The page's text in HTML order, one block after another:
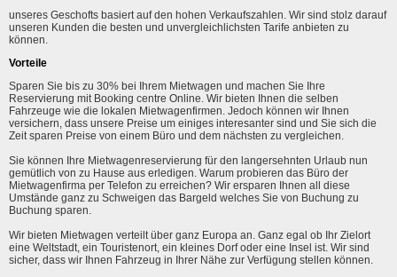
unseres Geschofts basiert auf den hohen Verkaufszahlen. Wir sind stolz darauf
unseren Kunden die besten und unvergleichlichsten Tarife anbieten zu
können.
Vorteile
Sparen Sie bis zu 30% bei Ihrem Mietwagen und machen Sie Ihre
Reservierung mit Booking centre Online. Wir bieten Ihnen die selben
Fahrzeuge wie die lokalen Mietwagenfirmen. Jedoch können wir Ihnen
versichern, dass unsere Preise um einiges interesanter sind und Sie sich die
Zeit sparen Preise von einem Büro und dem nächsten zu vergleichen.
Sie können Ihre Mietwagenreservierung für den langersehnten Urlaub nun
gemütlich von zu Hause aus erledigen. Warum probieren das Büro der
Mietwagenfirma per Telefon zu erreichen? Wir ersparen Ihnen all diese
Umstände ganz zu Schweigen das Bargeld welches Sie von Buchung zu
Buchung sparen.
Wir bieten Mietwagen verteilt über ganz Europa an. Ganz egal ob Ihr Zielort
eine Weltstadt, ein Touristenort, ein kleines Dorf oder eine Insel ist. Wir sind
sicher, dass wir Ihnen Fahrzeug in Ihrer Nähe zur Verfügung stellen können.